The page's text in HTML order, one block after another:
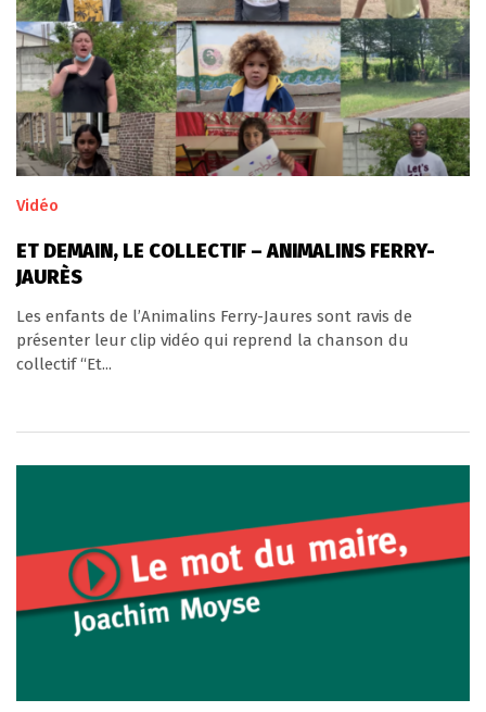
Vidéo
ET DEMAIN, LE COLLECTIF – ANIMALINS FERRY-
JAURÈS
Les enfants de l’Animalins Ferry-Jaures sont ravis de
présenter leur clip vidéo qui reprend la chanson du
collectif “Et...